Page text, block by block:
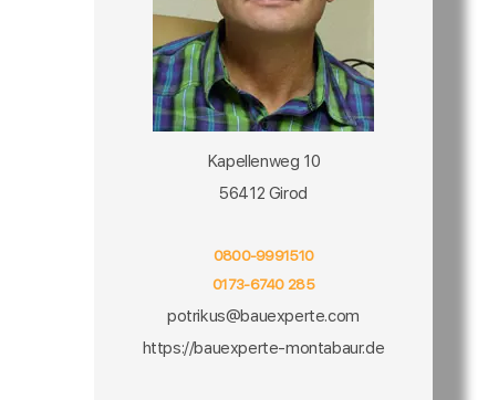
Kapellenweg 10
56412 Girod
0800-9991510
0173-6740 285
potrikus@bauexperte.com
https://bauexperte-montabaur.de